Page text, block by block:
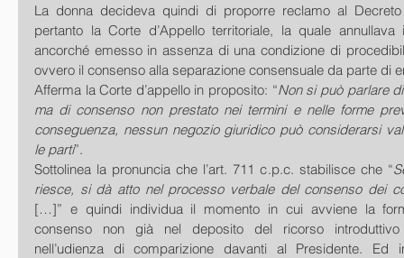
La donna decideva quindi di proporre reclamo al
pertanto la Corte d’Appello territoriale, la quale annullava
ancorché emesso in assenza di una condizione di
ovvero il consenso alla separazione consensuale da parte di
Afferma la Corte d’appello in proposito: “Non si può parlare
ma di consenso non prestato nei termini e nelle forme
conseguenza, nessun negozio giuridico può considerarsi
le parti”.
Sottolinea la pronuncia che l’art. 711 c.p.c. stabilisce che “
riesce, si dà atto nel processo verbale del consenso dei
[…]” e quindi individua il momento in cui avviene la
consenso non già nel deposito del ricorso
nell’udienza di comparizione davanti al Presidente. Ed